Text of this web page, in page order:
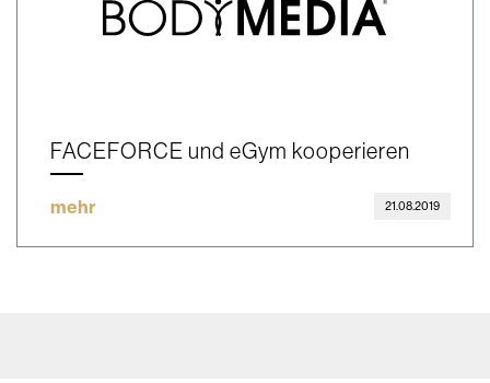
FACEFORCE und eGym kooperieren
mehr 21.08.2019